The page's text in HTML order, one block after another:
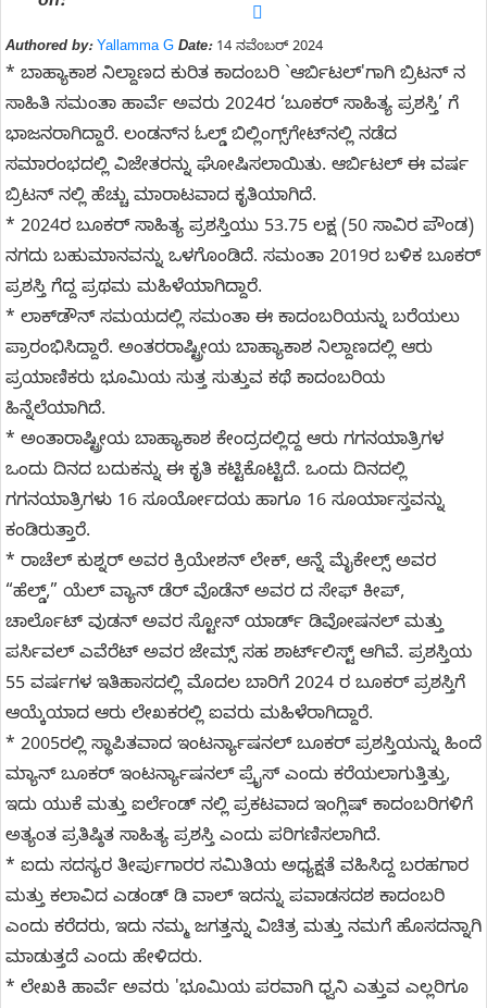
Authored by: Yallamma G Date:14 ನವೆಂಬರ್ 2024
* ಬಾಹ್ಯಾಕಾಶ ನಿಲ್ದಾಣದ ಕುರಿತ ಕಾದಂಬರಿ `ಆರ್ಬಿಟಲ್'ಗಾಗಿ ಬ್ರಿಟನ್‌ ನ
ಸಾಹಿತಿ ಸಮಂತಾ ಹಾರ್ವೆ ಅವರು 2024ರ ‘ಬೂಕರ್‌ ಸಾಹಿತ್ಯ ಪ್ರಶಸ್ತಿ’ ಗೆ
ಭಾಜನರಾಗಿದ್ದಾರೆ. ಲಂಡನ್‌ನ ಓಲ್ಡ್ ಬಿಲ್ಲಿಂಗ್ಸ್‌ಗೇಟ್‌ನಲ್ಲಿ ನಡೆದ
ಸಮಾರಂಭದಲ್ಲಿ ವಿಜೇತರನ್ನು ಘೋಷಿಸಲಾಯಿತು. ಆರ್ಬಿಟಲ್ ಈ ವರ್ಷ
ಬ್ರಿಟನ್ ನಲ್ಲಿ ಹೆಚ್ಚು ಮಾರಾಟವಾದ ಕೃತಿಯಾಗಿದೆ.
* 2024ರ ಬೂಕರ್‌ ಸಾಹಿತ್ಯ ಪ್ರಶಸ್ತಿಯು 53.75 ಲಕ್ಷ (50 ಸಾವಿರ ಪೌಂಡ)
ನಗದು ಬಹುಮಾನವನ್ನು ಒಳಗೊಂಡಿದೆ. ಸಮಂತಾ 2019ರ ಬಳಿಕ ಬೂಕರ್
ಪ್ರಶಸ್ತಿ ಗೆದ್ದ ಪ್ರಥಮ ಮಹಿಳೆಯಾಗಿದ್ದಾರೆ.
* ಲಾಕ್‌ಡೌನ್ ಸಮಯದಲ್ಲಿ ಸಮಂತಾ ಈ ಕಾದಂಬರಿಯನ್ನು ಬರೆಯಲು
ಪ್ರಾರಂಭಿಸಿದ್ದಾರೆ. ಅಂತರರಾಷ್ಟ್ರೀಯ ಬಾಹ್ಯಾಕಾಶ ನಿಲ್ದಾಣದಲ್ಲಿ ಆರು
ಪ್ರಯಾಣಿಕರು ಭೂಮಿಯ ಸುತ್ತ ಸುತ್ತುವ ಕಥೆ ಕಾದಂಬರಿಯ
ಹಿನ್ನೆಲೆಯಾಗಿದೆ.
* ಅಂತಾರಾಷ್ಟ್ರೀಯ ಬಾಹ್ಯಾಕಾಶ ಕೇಂದ್ರದಲ್ಲಿದ್ದ ಆರು ಗಗನಯಾತ್ರಿಗಳ
ಒಂದು ದಿನದ ಬದುಕನ್ನು ಈ ಕೃತಿ ಕಟ್ಟಿಕೊಟ್ಟಿದೆ. ಒಂದು ದಿನದಲ್ಲಿ
ಗಗನಯಾತ್ರಿಗಳು 16 ಸೂರ್ಯೋದಯ ಹಾಗೂ 16 ಸೂರ್ಯಾಸ್ತವನ್ನು
ಕಂಡಿರುತ್ತಾರೆ.
* ರಾಚೆಲ್ ಕುಶ್ನರ್ ಅವರ ಕ್ರಿಯೇಶನ್ ಲೇಕ್, ಆನ್ನೆ ಮೈಕೇಲ್ಸ್ ಅವರ
“ಹೆಲ್ಡ್,” ಯೆಲ್ ವ್ಯಾನ್ ಡೆರ್ ವೊಡೆನ್ ಅವರ ದ ಸೇಫ್ ಕೀಪ್,
ಚಾರ್ಲೊಟ್ ವುಡನ್ ಅವರ ಸ್ಟೋನ್ ಯಾರ್ಡ್ ಡಿವೋಷನಲ್ ಮತ್ತು
ಪರ್ಸಿವಲ್ ಎವೆರೆಟ್ ಅವರ ಜೇಮ್ಸ್ ಸಹ ಶಾರ್ಟ್‌ಲಿಸ್ಟ್ ಆಗಿವೆ. ಪ್ರಶಸ್ತಿಯ
55 ವರ್ಷಗಳ ಇತಿಹಾಸದಲ್ಲಿ ಮೊದಲ ಬಾರಿಗೆ 2024 ರ ಬೂಕರ್ ಪ್ರಶಸ್ತಿಗೆ
ಆಯ್ಕೆಯಾದ ಆರು ಲೇಖಕರಲ್ಲಿ ಐವರು ಮಹಿಳೆರಾಗಿದ್ದಾರೆ.
* 2005ರಲ್ಲಿ ಸ್ಥಾಪಿತವಾದ ಇಂಟರ್ನ್ಯಾಷನಲ್ ಬೂಕರ್ ಪ್ರಶಸ್ತಿಯನ್ನು ಹಿಂದೆ
ಮ್ಯಾನ್ ಬೂಕರ್ ಇಂಟರ್ನ್ಯಾಷನಲ್ ಪ್ರೈಸ್ ಎಂದು ಕರೆಯಲಾಗುತ್ತಿತ್ತು,
ಇದು ಯುಕೆ ಮತ್ತು ಐರ್ಲೆಂಡ್ ನಲ್ಲಿ ಪ್ರಕಟವಾದ ಇಂಗ್ಲಿಷ್ ಕಾದಂಬರಿಗಳಿಗೆ
ಅತ್ಯಂತ ಪ್ರತಿಷ್ಠಿತ ಸಾಹಿತ್ಯ ಪ್ರಶಸ್ತಿ ಎಂದು ಪರಿಗಣಿಸಲಾಗಿದೆ.
* ಐದು ಸದಸ್ಯರ ತೀರ್ಪುಗಾರರ ಸಮಿತಿಯ ಅಧ್ಯಕ್ಷತೆ ವಹಿಸಿದ್ದ ಬರಹಗಾರ
ಮತ್ತು ಕಲಾವಿದ ಎಡಂಡ್‌ ಡಿ ವಾಲ್‌ ಇದನ್ನು ಪವಾಡಸದಶ ಕಾದಂಬರಿ
ಎಂದು ಕರೆದರು, ಇದು ನಮ್ಮ ಜಗತ್ತನ್ನು ವಿಚಿತ್ರ ಮತ್ತು ನಮಗೆ ಹೊಸದನ್ನಾಗಿ
ಮಾಡುತ್ತದೆ ಎಂದು ಹೇಳಿದರು.
* ಲೇಖಕಿ ಹಾರ್ವೆ ಅವರು 'ಭೂಮಿಯ ಪರವಾಗಿ ಧ್ವನಿ ಎತ್ತುವ ಎಲ್ಲರಿಗೂ